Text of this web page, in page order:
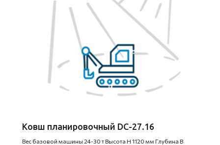
Ковш планировочный DC-27.16
Вес базовой машины 24-30 т Высота H 1120 мм Глубина B